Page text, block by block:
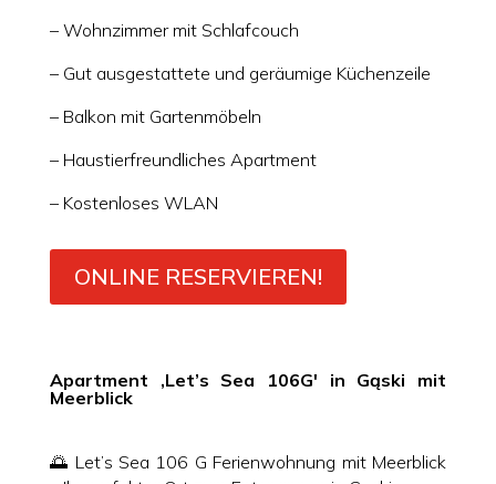
– Wohnzimmer mit Schlafcouch
– Gut ausgestattete und geräumige Küchenzeile
– Balkon mit Gartenmöbeln
– Haustierfreundliches Apartment
– Kostenloses WLAN
ONLINE RESERVIEREN!
Apartment ‚Let’s Sea 106G′ in Gąski mit
Meerblick
🌅 Let’s Sea 106 G Ferienwohnung mit Meerblick